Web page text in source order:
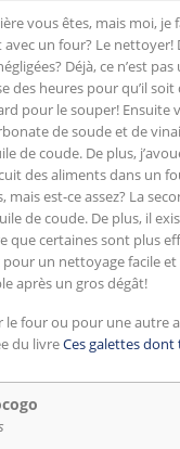
vous êtes, mais moi,
un four? Le
Déjà, ce n’est
des heures pour qu’il
pour le souper!
de soude et de
de coude. De plus,
des aliments dans un
est-ce assez? La
de coude. De plus, il
certaines sont plus
pour un nettoyage facile
après un gros dégât!
four ou pour une autre
du livreCes galettes